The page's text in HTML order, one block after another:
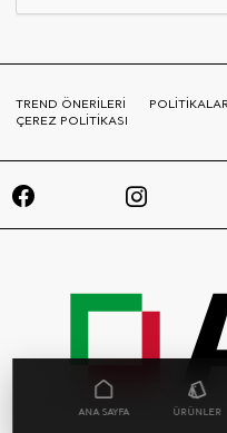
ANA SAYFA ÜRÜNLER
TREND ÖNERİLERİ
ÇEREZ POLİTİKASI